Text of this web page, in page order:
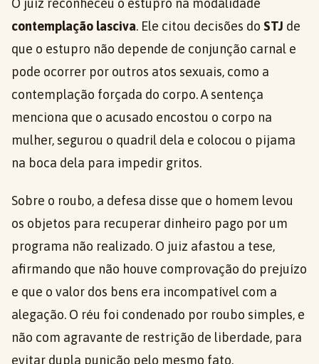
O juiz reconheceu o estupro na modalidade
contemplação lasciva. Ele citou decisões do STJ de
que o estupro não depende de conjunção carnal e
pode ocorrer por outros atos sexuais, como a
contemplação forçada do corpo. A sentença
menciona que o acusado encostou o corpo na
mulher, segurou o quadril dela e colocou o pijama
na boca dela para impedir gritos.
Sobre o roubo, a defesa disse que o homem levou
os objetos para recuperar dinheiro pago por um
programa não realizado. O juiz afastou a tese,
afirmando que não houve comprovação do prejuízo
e que o valor dos bens era incompatível com a
alegação. O réu foi condenado por roubo simples, e
não com agravante de restrição de liberdade, para
evitar dupla punição pelo mesmo fato.